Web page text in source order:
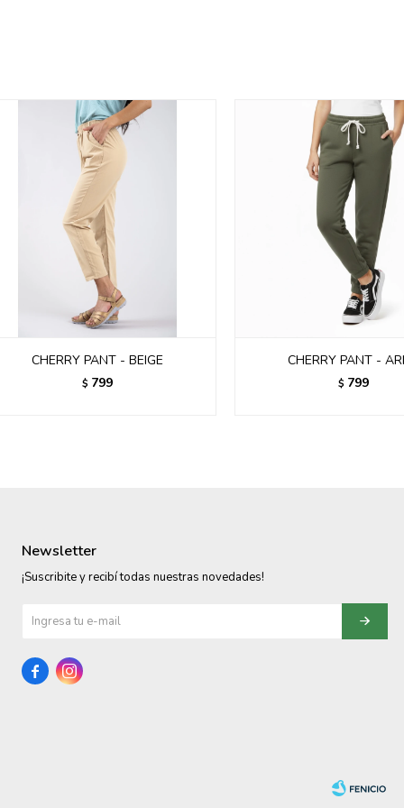
CHERRY PANT - BEIGE
$ 799
CHERRY PANT -
$ 799
Newsletter
¡Suscribite y recibí todas nuestras novedades!
 